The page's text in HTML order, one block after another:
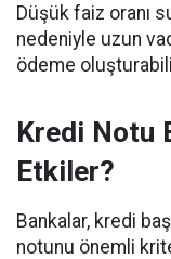
Düşük faiz oranı
nedeniyle uzun
ödeme
Kredi Notu
Etkiler?
Bankalar, kredi
notunu önemli